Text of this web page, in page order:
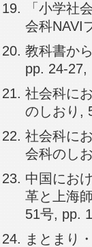
「小学社
会科NAVI
教科書か
pp. 24-27,
社会科に
のしおり,
社会科に
会科のし
中国にお
革と上海
51号, pp.
まとまり